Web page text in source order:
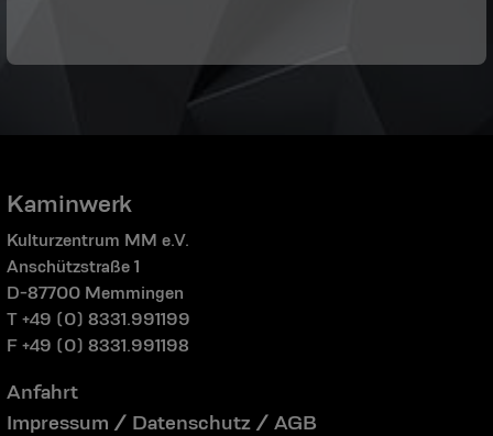
Kaminwerk
Kulturzentrum MM e.V.
Anschützstraße 1
D-87700 Memmingen
T +49 (0) 8331.991199
F +49 (0) 8331.991198
Anfahrt
Impressum / Datenschutz / AGB